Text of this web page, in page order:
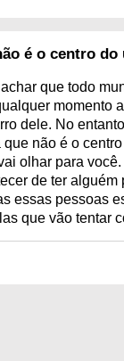
é o centro do
que todo
momento
dele. No
não é o
olhar para
de ter alguém
essas pessoas
que vão tentar